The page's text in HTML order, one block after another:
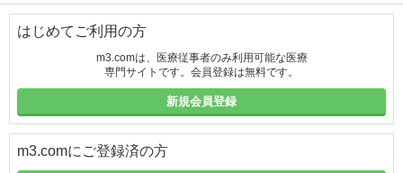
はじめてご利用の方
m3.comは、医療従事者のみ利用可能な医療
専門サイトです。会員登録は無料です。
新規会員登録
m3.comにご登録済の方